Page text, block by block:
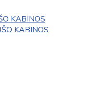
KABINOS
KABINOS